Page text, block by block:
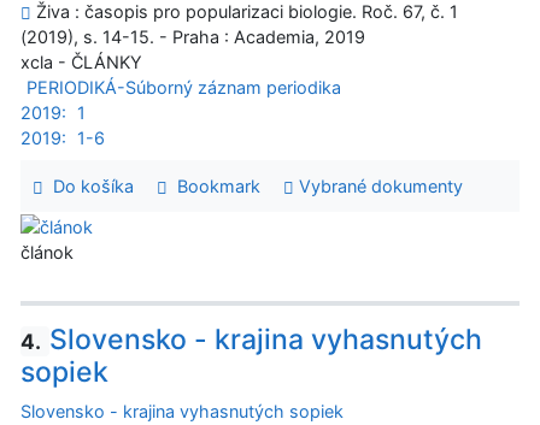
Živa : časopis pro popularizaci biologie. Roč. 67, č. 1
(2019), s. 14-15. - Praha : Academia, 2019
xcla - ČLÁNKY
PERIODIKÁ-Súborný záznam periodika
2019:
1
2019:
1-6
Do košíka Bookmark Vybrané dokumenty
článok
4. Slovensko - krajina vyhasnutých
sopiek
Slovensko - krajina vyhasnutých sopiek